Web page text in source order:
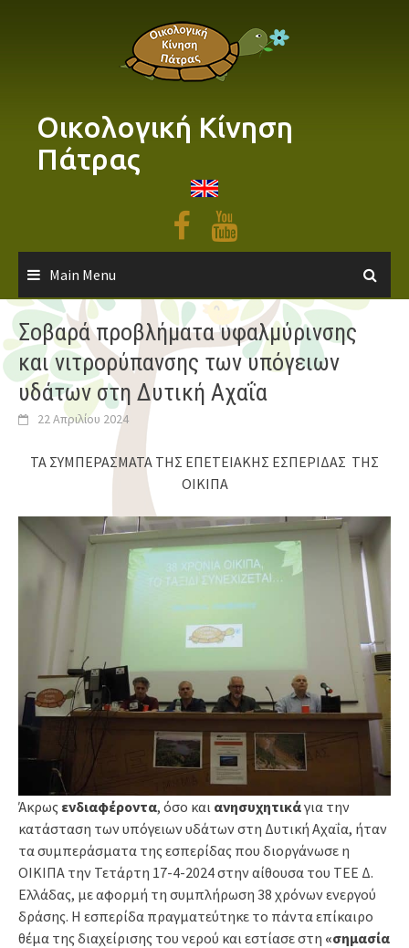
Οικολογική Κίνηση
Πάτρας
Main Menu
Σοβαρά προβλήματα υφαλμύρινσης
και νιτρορύπανσης των υπόγειων
υδάτων στη Δυτική Αχαΐα
22 Απριλίου 2024
ΤΑ ΣΥΜΠΕΡΑΣΜΑΤΑ ΤΗΣ ΕΠΕΤΕΙΑΚΗΣ ΕΣΠΕΡΙΔΑΣ ΤΗΣ
ΟΙΚΙΠΑ
Άκρως ενδιαφέροντα, όσο και ανησυχητικάγια την
κατάσταση των υπόγειων υδάτων στη Δυτική Αχαΐα, ήταν
τα συμπεράσματα της εσπερίδας που διοργάνωσε η
ΟΙΚΙΠΑ την Τετάρτη 17-4-2024 στην αίθουσα του ΤΕΕ Δ.
Ελλάδας, με αφορμή τη συμπλήρωση 38 χρόνων ενεργού
δράσης. Η εσπερίδα πραγματεύτηκε το πάντα επίκαιρο
θέμα της διαχείρισης του νερού και εστίασε στη «σημασία